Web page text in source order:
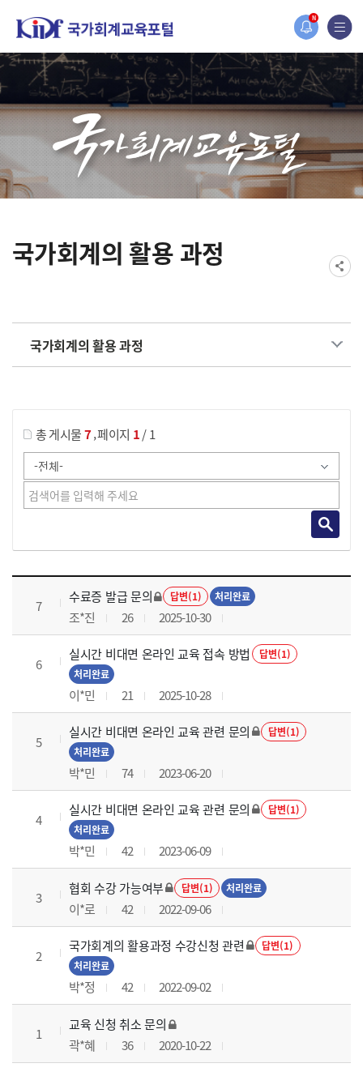
N
홈페이지가 새롭게 개편되었습니다.
한국조세재정연구원홈페이지가 새롭게 개설되었습니다.
국가회계의 활용 과정
국가회계의 활용 과정
총 게시물7,페이지 1/ 1
국가회계의 활용 과정 목록 으로 번호, 제목, 작성자, 조회수, 등록 일로 나열 되고 있습니다.
7
수료증 발급 문의 답변(1) 처리완료
조*진 26 2025-10-30
6
실시간 비대면 온라인 교육 접속 방법
답변(1)
처리완료
이*민 21 2025-10-28
5
실시간 비대면 온라인 교육 관련 문의
답변(1)
처리완료
박*민 74 2023-06-20
4
실시간 비대면 온라인 교육 관련 문의
답변(1)
처리완료
박*민 42 2023-06-09
3
협회 수강 가능여부 답변(1) 처리완료
이*로 42 2022-09-06
2
국가회계의 활용과정 수강신청 관련
답변(1)
처리완료
박*정 42 2022-09-02
1
교육 신청 취소 문의
곽*혜
36 2020-10-22